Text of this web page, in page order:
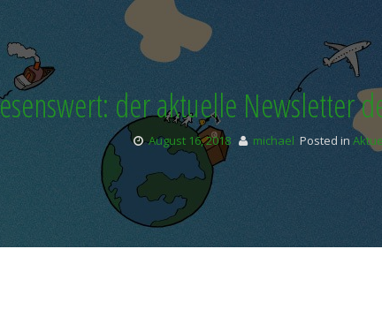
der aktuelle Newsletter
August 16, 2018 michael Posted in